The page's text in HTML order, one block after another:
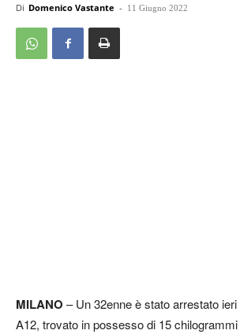
Di Domenico Vastante - 11 Giugno 2022
MILANO – Un 32enne è stato arrestato ieri
A12, trovato in possesso di 15